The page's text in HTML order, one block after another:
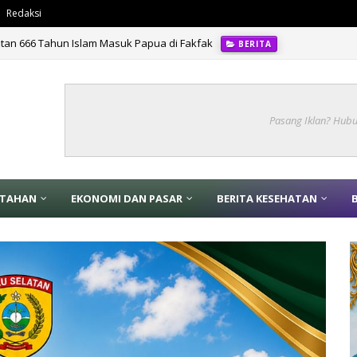
Redaksi
666 Tahun Islam Masuk Papua di Fakfak BERITA
Pasang Iklan?
EKONOMI DAN PASAR BERITA KESEHATAN